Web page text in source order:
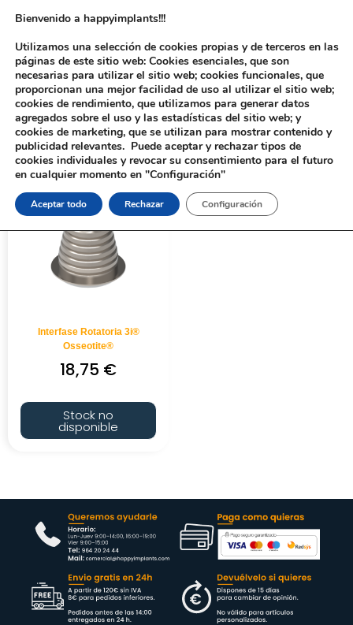
Inicio/ Productos etiquetados “160121”
Interfase Rotatoria 3i®
Osseotite®
18,75 €
Stock no
disponible
Bienvenido a happyimplants!!!
Utilizamos una selección de cookies propias y de terceros en las
páginas de este sitio web: Cookies esenciales, que son
necesarias para utilizar el sitio web; cookies funcionales, que
proporcionan una mejor facilidad de uso al utilizar el sitio web;
cookies de rendimiento, que utilizamos para generar datos
agregados sobre el uso y las estadísticas del sitio web; y
cookies de marketing, que se utilizan para mostrar contenido y
publicidad relevantes. Puede aceptar y rechazar tipos de
cookies individuales y revocar su consentimiento para el futuro
en cualquier momento en "Configuración"
Aceptar todo Rechazar Configuración